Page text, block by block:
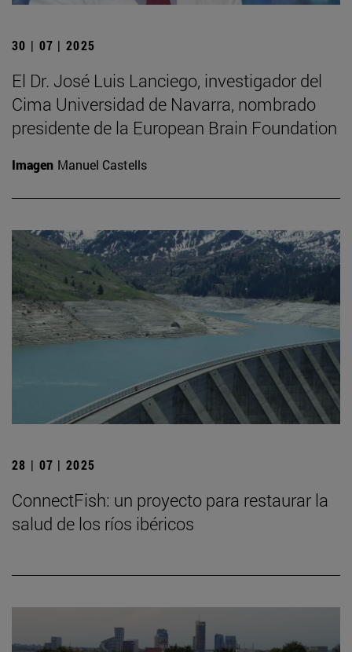
30 | 07 | 2025
El Dr. José Luis Lanciego, investigador del
Cima Universidad de Navarra, nombrado
presidente de la European Brain Foundation
Imagen Manuel Castells
28 | 07 | 2025
ConnectFish: un proyecto para restaurar la
salud de los ríos ibéricos